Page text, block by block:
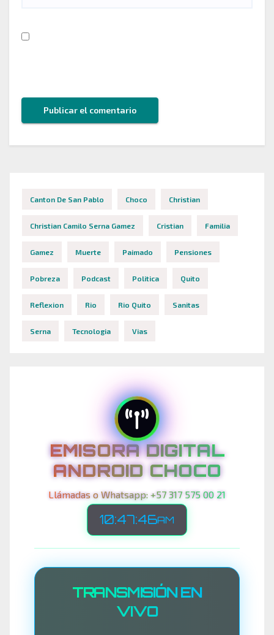
Canton De San Pablo Choco Christian
Christian Camilo Serna Gamez Cristian Familia
Gamez Muerte Paimado Pensiones
Pobreza Podcast Politica Quito
Reflexion Rio Rio Quito Sanitas
Serna Tecnologia Vias
EMISORA DIGITAL
ANDROID CHOCO
Llámadas o Whatsapp: +57 317 575 00 21
10:47:49AM
TRANSMISIÓN EN
VIVO